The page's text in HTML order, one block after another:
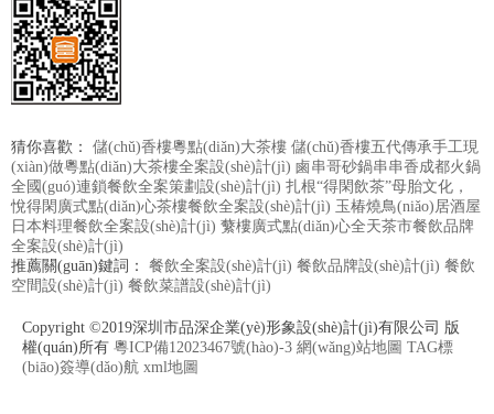
猜你喜歡： 儲(chǔ)香樓粵點(diǎn)大茶樓 儲(chǔ)香樓五代傳承手工現
(xiàn)做粵點(diǎn)大茶樓全案設(shè)計(jì) 鹵串哥砂鍋串串香成都火鍋
全國(guó)連鎖餐飲全案策劃設(shè)計(jì) 扎根“得閑飲茶”母胎文化，
悅得閑廣式點(diǎn)心茶樓餐飲全案設(shè)計(jì) 玉椿燒鳥(niǎo)居酒屋
日本料理餐飲全案設(shè)計(jì) 蘩樓廣式點(diǎn)心全天茶市餐飲品牌
全案設(shè)計(jì)
推薦關(guān)鍵詞： 餐飲全案設(shè)計(jì) 餐飲品牌設(shè)計(jì) 餐飲
空間設(shè)計(jì) 餐飲菜譜設(shè)計(jì)
Copyright ©2019深圳市品深企業(yè)形象設(shè)計(jì)有限公司 版
權(quán)所有 粵ICP備12023467號(hào)-3 網(wǎng)站地圖 TAG標
(biāo)簽導(dǎo)航 xml地圖